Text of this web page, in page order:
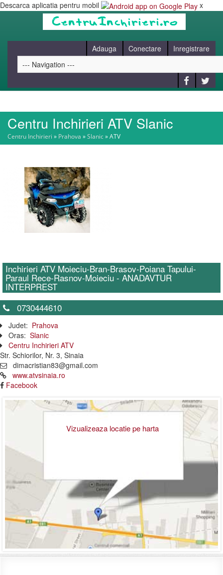
Descarca aplicatia pentru mobil x
Adauga Conectare Inregistrare
HOME
BLOG
CONTACT
Centru Inchirieri ATV Slanic
Centru Inchirieri » Prahova »Slanic»ATV
Inchirieri ATV Moieciu-Bran-Brasov-Poiana Tapului-
Paraul Rece-Rasnov-Moieciu - ANADAVTUR
INTERPREST
0730444610
Judet: Prahova
Oras: Slanic
Centru Inchirieri ATV
Str. Schiorilor, Nr. 3, Sinaia
dimacristian83@gmail.com
www.atvsinaia.ro
Facebook
Vizualizeaza locatie pe harta